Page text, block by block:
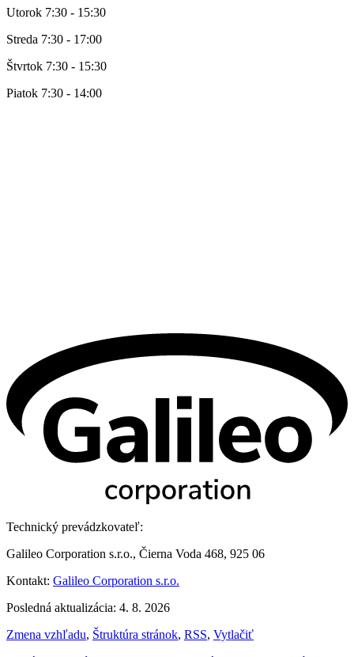
Utorok 7:30 - 15:30
Streda 7:30 - 17:00
Štvrtok 7:30 - 15:30
Piatok 7:30 - 14:00
Technický prevádzkovateľ:
Galileo Corporation s.r.o., Čierna Voda 468, 925 06
Kontakt: Galileo Corporation s.r.o.
Posledná aktualizácia: 4. 8. 2026
Zmena vzhľadu, Štruktúra stránok, RSS, Vytlačiť